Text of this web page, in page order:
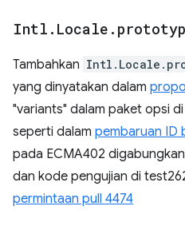
Intl . Locale .
Tambahkan
yang dinyatakan dalam
"variants" dalam paket opsi
seperti dalam pembaruan ID
pada ECMA402
dan kode pengujian di
permintaan pull 4474